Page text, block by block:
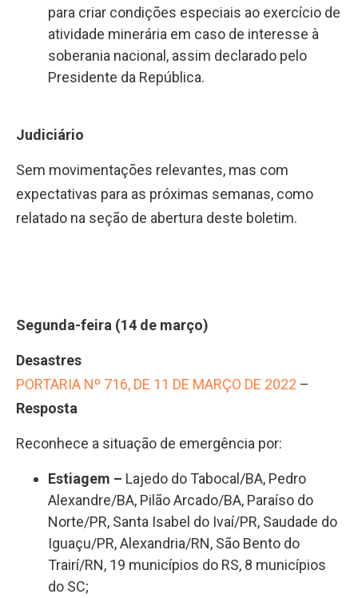
para criar condições especiais ao exercício de
atividade minerária em caso de interesse à
soberania nacional, assim declarado pelo
Presidente da República.
Judiciário
Sem movimentações relevantes, mas com
expectativas para as próximas semanas, como
relatado na seção de abertura deste boletim.
Segunda-feira (14 de março)
Desastres
PORTARIA Nº 716, DE 11 DE MARÇO DE 2022 –
Resposta
Reconhece a situação de emergência por:
Estiagem – Lajedo do Tabocal/BA, Pedro
Alexandre/BA, Pilão Arcado/BA, Paraíso do
Norte/PR, Santa Isabel do Ivaí/PR, Saudade do
Iguaçu/PR, Alexandria/RN, São Bento do
Trairí/RN, 19 municípios do RS, 8 municípios
do SC;